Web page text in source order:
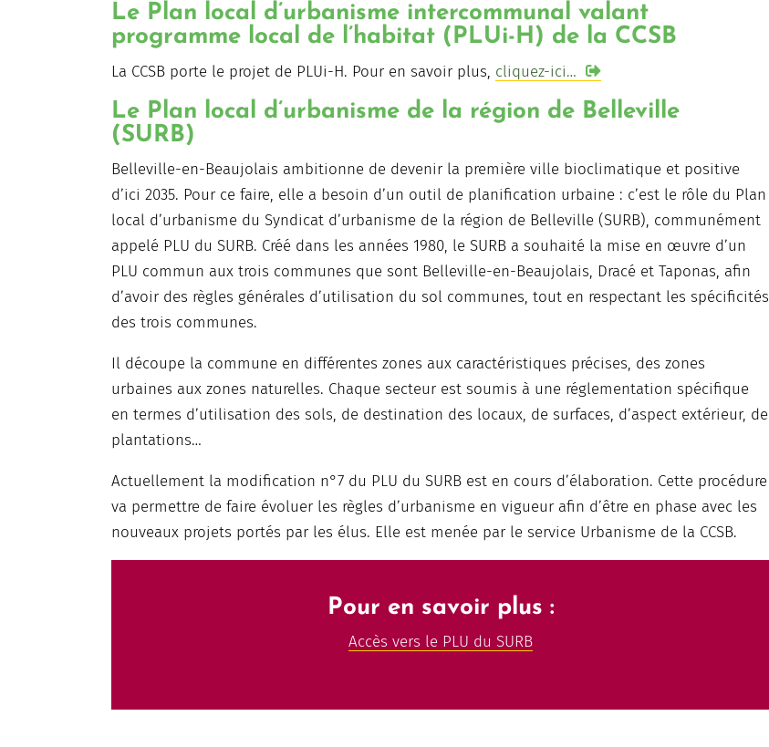
Le Plan local d’urbanisme intercommunal valant
programme local de l’habitat (PLUi-H) de la CCSB
La CCSB porte le projet de PLUi-H. Pour en savoir plus, cliquez-ici…
Le Plan local d’urbanisme de la région de Belleville
(SURB)
Belleville-en-Beaujolais ambitionne de devenir la première ville bioclimatique et positive
d’ici 2035. Pour ce faire, elle a besoin d’un outil de planification urbaine : c’est le rôle du Plan
local d’urbanisme du Syndicat d’urbanisme de la région de Belleville (SURB), communément
appelé PLU du SURB. Créé dans les années 1980, le SURB a souhaité la mise en œuvre d’un
PLU commun aux trois communes que sont Belleville-en-Beaujolais, Dracé et Taponas, afin
d’avoir des règles générales d’utilisation du sol communes, tout en respectant les spécificités
des trois communes.
Il découpe la commune en différentes zones aux caractéristiques précises, des zones
urbaines aux zones naturelles. Chaque secteur est soumis à une réglementation spécifique
en termes d’utilisation des sols, de destination des locaux, de surfaces, d’aspect extérieur, de
plantations…
Actuellement la modification n°7 du PLU du SURB est en cours d’élaboration. Cette procédure
va permettre de faire évoluer les règles d’urbanisme en vigueur afin d’être en phase avec les
nouveaux projets portés par les élus. Elle est menée par le service Urbanisme de la CCSB.
Pour en savoir plus :
Accès vers le PLU du SURB